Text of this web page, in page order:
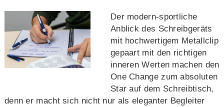
Der modern-sportliche
Anblick des Schreibgeräts
mit hochwertigem Metallclip
gepaart mit den richtigen
inneren Werten machen den
One Change zum absoluten
Star auf dem Schreibtisch,
denn er macht sich nicht nur als eleganter Begleiter